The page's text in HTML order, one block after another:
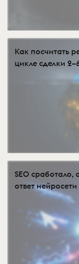
Как посчитать
цикле сделки
SEO сработало,
ответ нейросети